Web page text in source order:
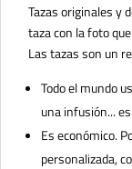
Tazas originales y
taza con la foto
Las tazas son un
Todo el mundo
una infusión...
Es económico.
personalizada,